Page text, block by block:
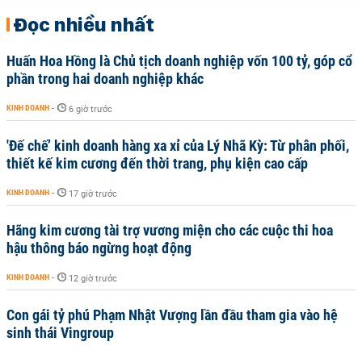
Đọc nhiều nhất
Huấn Hoa Hồng là Chủ tịch doanh nghiệp vốn 100 tỷ, góp cổ
phần trong hai doanh nghiệp khác
KINH DOANH - 6 giờ trước
'Đế chế’ kinh doanh hàng xa xỉ của Lý Nhã Kỳ: Từ phân phối,
thiết kế kim cương đến thời trang, phụ kiện cao cấp
KINH DOANH - 17 giờ trước
Hãng kim cương tài trợ vương miện cho các cuộc thi hoa
hậu thông báo ngừng hoạt động
KINH DOANH - 12 giờ trước
Con gái tỷ phú Phạm Nhật Vượng lần đầu tham gia vào hệ
sinh thái Vingroup